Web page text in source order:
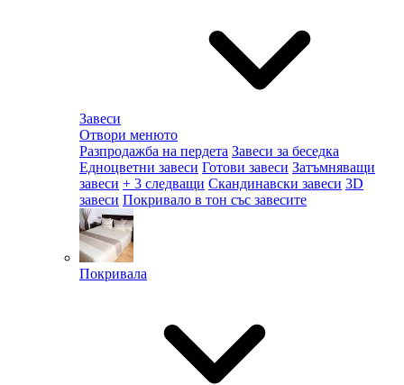
Завеси
Отвори менюто
Разпродажба на пердета Завеси за беседка
Едноцветни завеси Готови завеси Затъмняващи
завеси + 3 следващи Скандинавски завеси 3D
завеси Покривало в тон със завесите
Покривала